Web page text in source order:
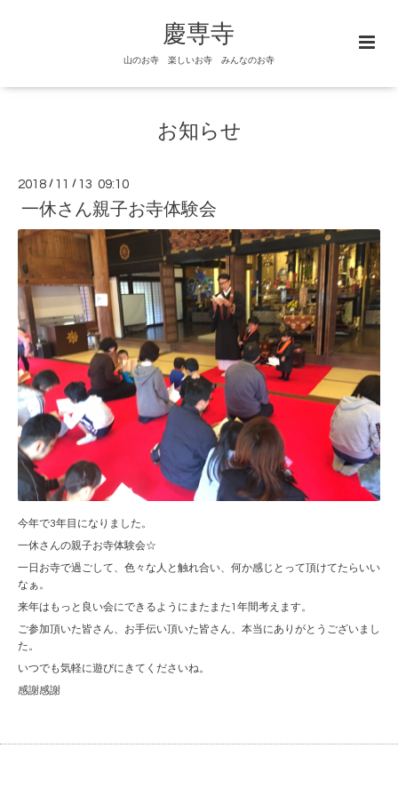
慶専寺
山のお寺 楽しいお寺 みんなのお寺
お知らせ
2018 / 11 / 13 09:10
一休さん親子お寺体験会
今年で3年目になりました。
一休さんの親子お寺体験会☆
一日お寺で過ごして、色々な人と触れ合い、何か感じとって頂けてたらいい
なぁ。
来年はもっと良い会にできるようにまたまた1年間考えます。
ご参加頂いた皆さん、お手伝い頂いた皆さん、本当にありがとうございまし
た。
いつでも気軽に遊びにきてくださいね。
感謝感謝